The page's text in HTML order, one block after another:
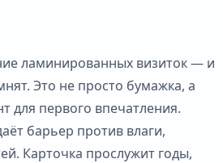
ламинированных визиток — и
Это не просто бумажка, а
для первого впечатления.
барьер против влаги,
Карточка прослужит годы,